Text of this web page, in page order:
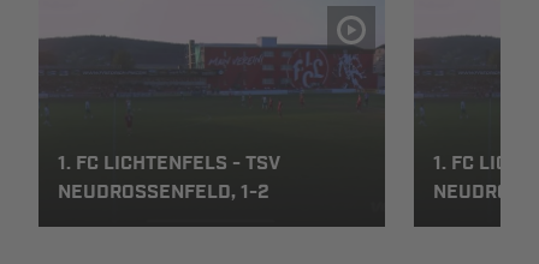
1. FC LICHTENFELS - TSV
NEUDROSSENFELD, 1-2
1. FC